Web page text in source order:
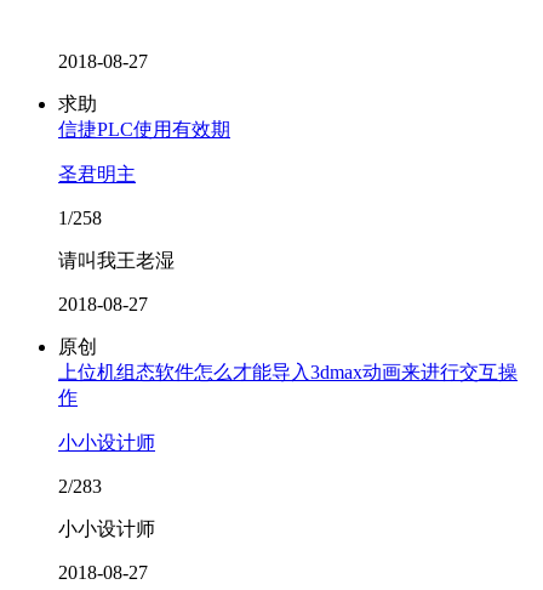
2018-08-27
求助
信捷PLC使用有效期
圣君明主
1/258
请叫我王老湿
2018-08-27
原创
上位机组态软件怎么才能导入3dmax动画来进行交互操
作
小小设计师
2/283
小小设计师
2018-08-27